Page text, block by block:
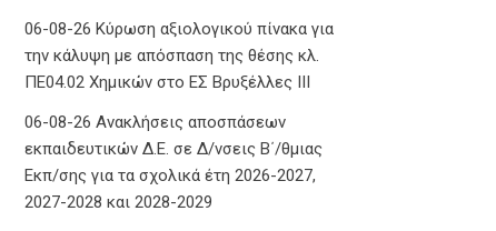
06-08-26 Κύρωση αξιολογικού πίνακα για
την κάλυψη με απόσπαση της θέσης κλ.
ΠΕ04.02 Χημικών στο ΕΣ Βρυξέλλες ΙΙΙ
06-08-26 Ανακλήσεις αποσπάσεων
εκπαιδευτικών Δ.Ε. σε Δ/νσεις Β΄/θμιας
Εκπ/σης για τα σχολικά έτη 2026-2027,
2027-2028 και 2028-2029